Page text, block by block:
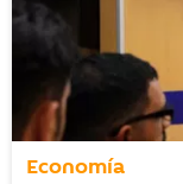
Economía